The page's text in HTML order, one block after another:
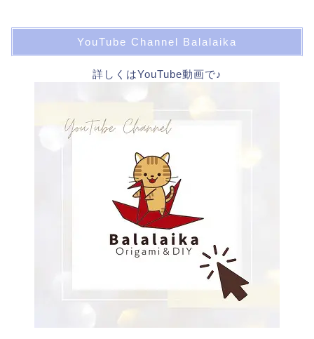
YouTube Channel Balalaika
詳しくはYouTube動画で♪